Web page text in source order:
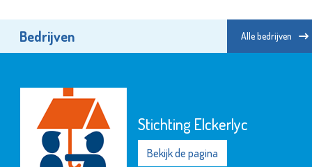
Bedrijven Alle bedrijven
Stichting Elckerlyc
Bekijk de pagina